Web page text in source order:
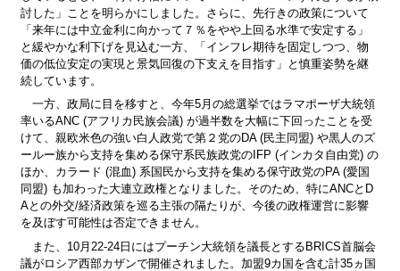
討した」ことを明らかにしました。さらに、先行きの政策について
「来年には中立金利に向かって７％をやや上回る水準で安定する」
と緩やかな利下げを見込む一方、「インフレ期待を固定しつつ、物
価の低位安定の実現と景気回復の下支えを目指す」と慎重姿勢を継
続しています。
一方、政局に目を移すと、今年5月の総選挙ではラマポーザ大統領
率いるANC (アフリカ民族会議) が過半数を大幅に下回ったことを受
けて、親欧米色の強い白人政党で第２党のDA (民主同盟) や黒人のズ
ールー族から支持を集める保守系民族政党のIFP (インカタ自由党) の
ほか、カラード (混血) 系国民から支持を集める保守政党のPA (愛国
同盟) も加わった大連立政権となりました。そのため、特にANCとD
Aとの外交/経済政策を巡る主張の隔たりが、今後の政権運営に影響
を及ぼす可能性は否定できません。
また、10月22‐24日にはプーチン大統領を議長とするBRICS首脳会
議がロシア西部カザンで開催されました。加盟9カ国を含む計35ヵ国